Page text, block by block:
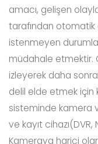
amacı, gelişen
tarafından
istenmeyen
müdahale etmektir.
izleyerek daha
delil elde etmek için
sisteminde kamera
ve kayıt
Kameraya harici